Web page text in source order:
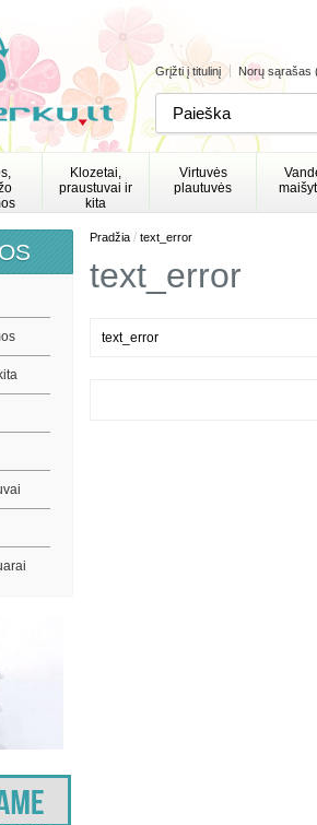
Grįžti į titulinį Norų sąrašas
Klozetai,
praustuvai ir
kita
Virtuvės
plautuvės
Pradžia / text_error
text_error
text_error